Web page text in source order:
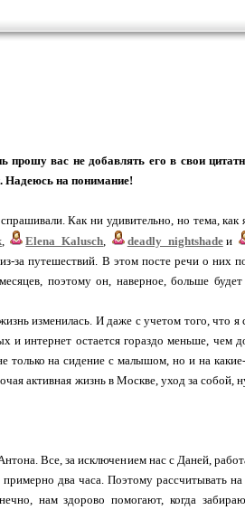
вас не добавлять его в свои
Надеюсь на понимание!
Как ни удивительно, но тема, как
, Elena_Kalusch, deadly_nightshadeи
за путешествий. В этом посте речи о них
поэтому он, наверное, больше
изменилась. И даже с учетом того, что я
интернет остается гораздо меньше, чем
только на сидение с малышом, но и на
активная жизнь в Москве, уход за собой,
Все, за исключением нас с Даней,
два часа. Поэтому рассчитывать
нам здорово помогают, когда